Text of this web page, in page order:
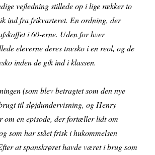
vejledning stillede op i lige rækker to
ind fra frikvarteret. En ordning, der
i 60-erne. Uden for hver
eleverne deres træsko i en reol, og de
inden de gik ind i klassen.
(som blev betragtet som den nye
til sløjdundervisning, og Henry
om en episode, der fortæller lidt om
som har stået frisk i hukommelsen
at spanskrøret havde været i brug som